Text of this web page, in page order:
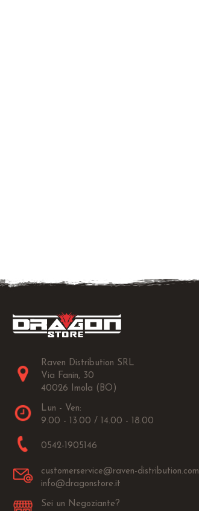
Raven Distribution SRL
Via Fanin, 30
40026 Imola (BO)
Lun - Ven:
9.00 - 13.00 / 14.00 - 18.00
0542-1905146
customerservice@raven-distribution.com
info@dragonstore.it
Sei un Negoziante?